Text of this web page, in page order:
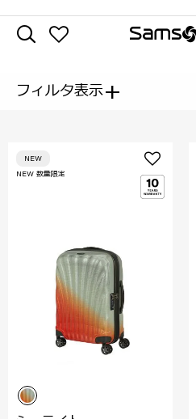
フィルタ表示+
NEW 数量限定
NEW